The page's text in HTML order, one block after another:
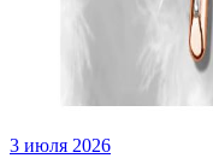
3 июля 2026